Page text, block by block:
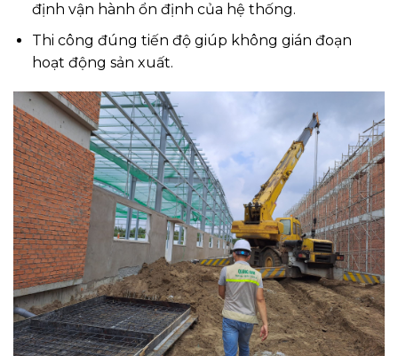
định vận hành ổn định của hệ thống.
Thi công đúng tiến độ giúp không gián đoạn
hoạt động sản xuất.